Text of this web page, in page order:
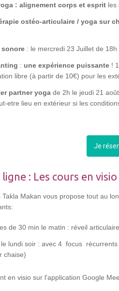
: alignement corps etespritles
ostéo-articulaire / yoga sur
sonore: le mercredi 23 Juillet de 18h
: une expérience puissante! 1
libre (à partir de 10€) pour les
partner yogade 2h le jeudi 21
etre lieu en extérieur si les
Je
ligne : Les cours en
Takla Makan vous propose tout au
de 30 min le matin : réveil
lundi soir : avec 4 focus
chaise)
en visio sur l'application Google